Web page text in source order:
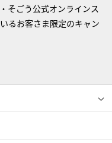
そごう公式オンラインス
るお客さま限定のキャン
ィース